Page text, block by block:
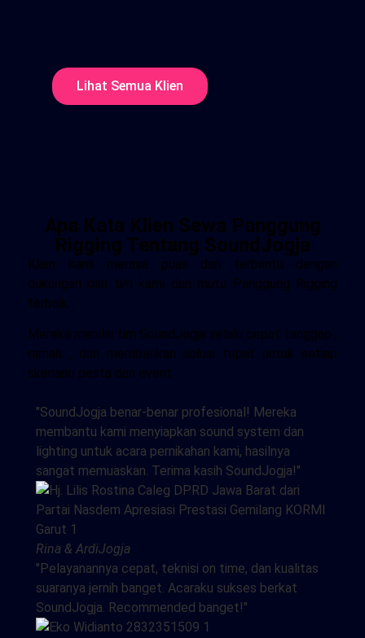
Lihat Semua Klien
Apa Kata Klien Sewa Panggung
Rigging Tentang SoundJogja
Klien kami merasa puas dan terbantu dengan
dukungan dari tim kami dan mutu Panggung Rigging
terbaik.
Mereka menilai tim SoundJogja selalu cepat tanggap ,
ramah , dan memberikan solusi tepat untuk setiap
skenario pesta dan event.
"SoundJogja benar-benar profesional! Mereka
membantu kami menyiapkan sound system dan
lighting untuk acara pernikahan kami, hasilnya
sangat memuaskan. Terima kasih SoundJogja!"
Rina & ArdiJogja
"Pelayanannya cepat, teknisi on time, dan kualitas
suaranya jernih banget. Acaraku sukses berkat
SoundJogja. Recommended banget!"